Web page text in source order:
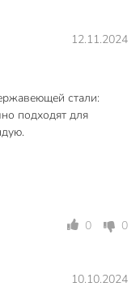
12.11.2024
стали:
подходят для
0 0
10.10.2024